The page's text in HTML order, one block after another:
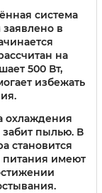
система
в
на
500 Вт,
избежать
охлаждения
забит пылью. В
становится
имеют